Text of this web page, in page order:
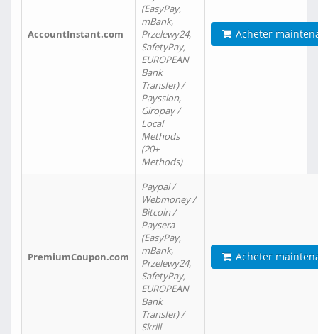
AccountInstant.com
(EasyPay,
mBank,
Przelewy24,
SafetyPay,
EUROPEAN
Bank
Transfer) /
Payssion,
Giropay /
Local
Methods
(20+
Methods)
Acheter
PremiumCoupon.com
Paypal /
Webmoney /
Bitcoin /
Paysera
(EasyPay,
mBank,
Przelewy24,
SafetyPay,
EUROPEAN
Bank
Transfer) /
Skrill
Acheter